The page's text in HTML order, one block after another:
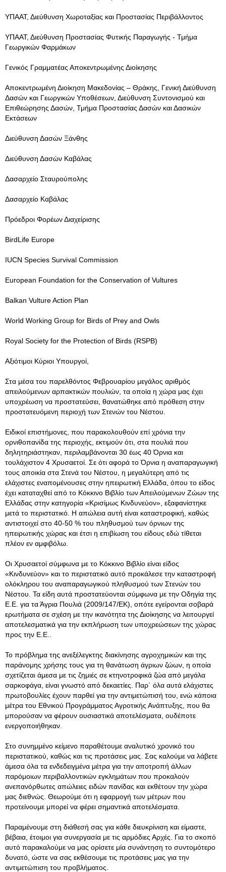
ΥΠΑΑΤ, Διεύθυνση Χωροταξίας και Προστασίας Περιβάλλοντος
ΥΠΑΑΤ, Διεύθυνση Προστασίας Φυτικής Παραγωγής - Τμήμα
Γεωργικών Φαρμάκων
Γενικός Γραμματέας Αποκεντρωμένης Διοίκησης
Αποκεντρωμένη Διοίκηση Μακεδονίας – Θράκης, Γενική Διεύθυνση
Δασών και Γεωργικών Υποθέσεων, Διεύθυνση Συντονισμού και
Επιθεώρησης Δασών, Τμήμα Προστασίας Δασών και Δασικών
Εκτάσεων
Διεύθυνση Δασών Ξάνθης
Διεύθυνση Δασών Καβάλας
Δασαρχείο Σταυρούπολης
Δασαρχείο Καβάλας
Πρόεδροι Φορέων Διαχείρισης
BirdLife Europe
IUCN Species Survival Commission
European Foundation for the Conservation of Vultures
Balkan Vulture Action Plan
World Working Group for Birds of Prey and Owls
Royal Society for the Protection of Birds (RSPB)
Αξιότιμοι Κύριοι Υπουργοί,
Στα μέσα του παρελθόντος Φεβρουαρίου μεγάλος αριθμός
απειλούμενων αρπακτικών πουλιών, τα οποία η χώρα μας έχει
υποχρέωση να προστατεύσει, θανατώθηκε από πρόθεση στην
προστατευόμενη περιοχή των Στενών του Νέστου.
Ειδικοί επιστήμονες, που παρακολουθούν επί χρόνια την
ορνιθοπανίδα της περιοχής, εκτιμούν ότι, στα πουλιά που
δηλητηριάστηκαν, περιλαμβάνονται 30 έως 40 Όρνια και
τουλάχιστον 4 Χρυσαετοί. Σε ότι αφορά το Όρνια η αναπαραγωγική
τους αποικία στα Στενά του Νέστου, η μεγαλύτερη από τις
ελάχιστες εναπομένουσες στην ηπειρωτική Ελλάδα, όπου το είδος
έχει καταταχθεί από το Κόκκινο Βιβλίο των Απειλούμενων Ζώων της
Ελλάδας στην κατηγορία «Κρισίμως Κινδυνεύον», εξαφανίστηκε
μετά το περιστατικό. Η απώλεια αυτή είναι καταστροφική, καθώς
αντιστοιχεί στο 40-50 % του πληθυσμού των όρνιων της
ηπειρωτικής χώρας και έτσι η επιβίωση του είδους εδώ τίθεται
πλέον εν αμφιβόλω.
Οι Χρυσαετοί σύμφωνα με το Κόκκινο Βιβλίο είναι είδος
«Κινδυνεύον» και το περιστατικό αυτό προκάλεσε την καταστροφή
ολόκληρου του αναπαραγωγικού πληθυσμού των Στενών του
Νέστου. Τα είδη αυτά προστατεύονται σύμφωνα με την Οδηγία της
Ε.Ε. για τα Άγρια Πουλιά (2009/147/ΕΚ), οπότε εγείρονται σοβαρά
ερωτήματα σε σχέση με την ικανότητα της Διοίκησης να λειτουργεί
αποτελεσματικά για την εκπλήρωση των υποχρεώσεων της χώρας
προς την Ε.Ε..
Το πρόβλημα της ανεξέλεγκτης διακίνησης αγροχημικών και της
παράνομης χρήσης τους για τη θανάτωση άγριων ζώων, η οποία
σχετίζεται άμεσα με τις ζημιές σε κτηνοτροφικά ζώα από μεγάλα
σαρκοφάγα, είναι γνωστό από δεκαετίες. Παρ΄ όλα αυτά ελάχιστες
πρωτοβουλίες έχουν παρθεί για την αντιμετώπισή του, ενώ κάποια
μέτρα του Εθνικού Προγράμματος Αγροτικής Ανάπτυξης, που θα
μπορούσαν να φέρουν ουσιαστικά αποτελέσματα, ουδέποτε
ενεργοποιήθηκαν.
Στο συνημμένο κείμενο παραθέτουμε αναλυτικό χρονικό του
περιστατικού, καθώς και τις προτάσεις μας. Σας καλούμε να λάβετε
άμεσα όλα τα ενδεδειγμένα μέτρα για την αποτροπή άλλων
παρόμοιων περιβαλλοντικών εγκλημάτων που προκαλούν
ανεπανόρθωτες απώλειες ειδών πανίδας και εκθέτουν την χώρα
μας διεθνώς. Θεωρούμε ότι η εφαρμογή των μέτρων που
προτείνουμε μπορεί να φέρει σημαντικά αποτελέσματα.
Παραμένουμε στη διάθεσή σας για κάθε διευκρίνιση και είμαστε,
βέβαια, έτοιμοι για συνεργασία με τις αρμόδιες Αρχές. Για το σκοπό
αυτό παρακαλούμε να μας ορίσετε μία συνάντηση το συντομότερο
δυνατό, ώστε να σας εκθέσουμε τις προτάσεις μας για την
αντιμετώπιση του προβλήματος.